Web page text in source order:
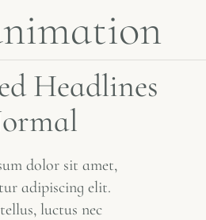
d Headlines
ormal
dolor sit amet,
adipiscing elit.
luctus nec